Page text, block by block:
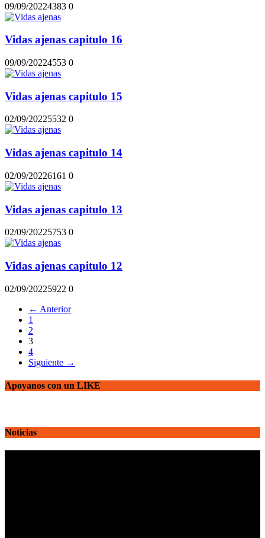
09/09/20224383 0
Vidas ajenas capitulo 16
09/09/20224553 0
Vidas ajenas capitulo 15
02/09/20225532 0
Vidas ajenas capitulo 14
02/09/20226161 0
Vidas ajenas capitulo 13
02/09/20225753 0
Vidas ajenas capitulo 12
02/09/20225922 0
← Anterior
1
2
3
4
Siguiente →
Apoyanos con un LIKE
Noticias